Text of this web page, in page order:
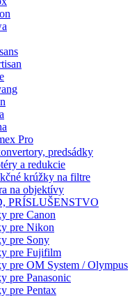
Pro
predsádky
a redukcie
krúžky na filtre
na objektívy
PRÍSLUŠENSTVO
pre Canon
pre Nikon
pre Sony
pre Fujifilm
pre OM System / Olympus
pre Panasonic
pre Pentax